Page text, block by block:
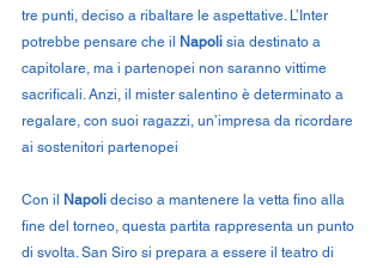
tre punti, deciso a ribaltare le aspettative. L’Inter
potrebbe pensare che il Napoli sia destinato a
capitolare, ma i partenopei non saranno vittime
sacrificali. Anzi, il mister salentino è determinato a
regalare, con suoi ragazzi, un’impresa da ricordare
ai sostenitori partenopei
Con il Napoli deciso a mantenere la vetta fino alla
fine del torneo, questa partita rappresenta un punto
di svolta. San Siro si prepara a essere il teatro di